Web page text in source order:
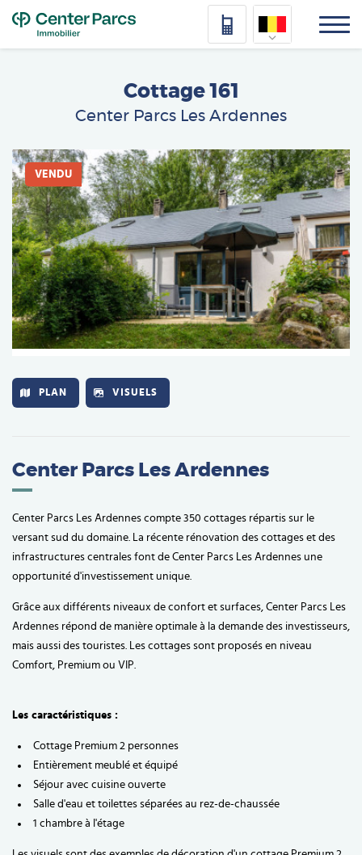
Deutsch
Vlaams
Cottage 161
Center Parcs Les Ardennes
VENDU
Afbeelding
PLAN VISUELS
Center Parcs Les Ardennes
Center Parcs Les Ardennes compte 350 cottages répartis sur le
versant sud du domaine. La récente rénovation des cottages et des
infrastructures centrales font de Center Parcs Les Ardennes une
opportunité d'investissement unique.
Grâce aux différents niveaux de confort et surfaces, Center Parcs Les
Ardennes répond de manière optimale à la demande des investisseurs,
mais aussi des touristes. Les cottages sont proposés en niveau
Comfort, Premium ou VIP.
Les caractéristiques :
Cottage Premium 2 personnes
Entièrement meublé et équipé
Séjour avec cuisine ouverte
Salle d'eau et toilettes séparées au rez-de-chaussée
1 chambre à l'étage